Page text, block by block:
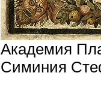
Академия
Симиния